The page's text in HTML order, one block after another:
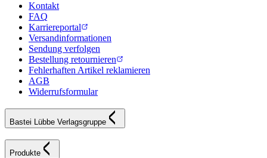
Kontakt
FAQ
Karriereportal
Versandinformationen
Sendung verfolgen
Bestellung retournieren
Fehlerhaften Artikel reklamieren
AGB
Widerrufsformular
Bastei Lübbe Verlagsgruppe
Produkte